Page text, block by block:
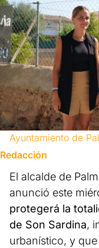
Ayuntamiento de
Redacción
El alcalde de
anunció este
protegerá la
de Son Sardina,
urbanístico, y que